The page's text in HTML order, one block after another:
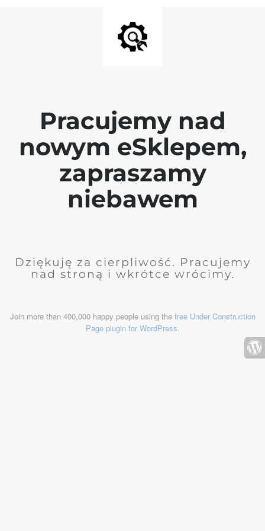
Pracujemy nad
nowym eSklepem,
zapraszamy
niebawem
Dziękuję za cierpliwość. Pracujemy
nad stroną i wkrótce wrócimy.
Join more than 400,000 happy people using the free Under Construction
Page plugin for WordPress.